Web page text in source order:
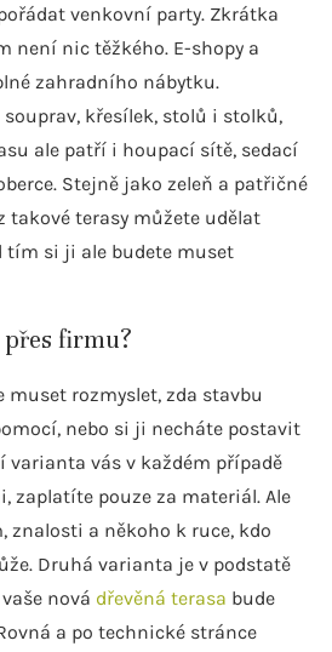
venkovní party. Zkrátka
není nic těžkého. E-shopy a
zahradního nábytku.
křesílek, stolů i stolků,
ale patří i houpací sítě, sedací
Stejně jako zeleň a patřičné
takové terasy můžete udělat
tím si ji ale budete muset
přes firmu?
muset rozmyslet, zda stavbu
nebo si ji necháte postavit
varianta vás v každém případě
zaplatíte pouze za materiál. Ale
znalosti a někoho k ruce, kdo
Druhá varianta je v podstatě
nová dřevěná terasa bude
a po technické stránce